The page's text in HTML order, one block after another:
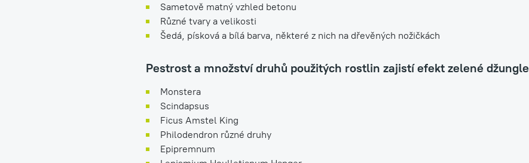
Sametově matný vzhled betonu
Různé tvary a velikosti
Šedá, písková a bílá barva, některé z nich na dřevěných nožičkách
Pestrost a množství druhů použitých rostlin zajistí efekt zelené džungle
Monstera
Scindapsus
Ficus Amstel King
Philodendron různé druhy
Epipremnum